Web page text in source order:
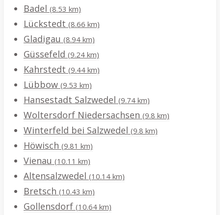
Badel (8.53 km)
Lückstedt (8.66 km)
Gladigau (8.94 km)
Güssefeld (9.24 km)
Kahrstedt (9.44 km)
Lübbow (9.53 km)
Hansestadt Salzwedel (9.74 km)
Woltersdorf Niedersachsen (9.8 km)
Winterfeld bei Salzwedel (9.8 km)
Höwisch (9.81 km)
Vienau (10.11 km)
Altensalzwedel (10.14 km)
Bretsch (10.43 km)
Gollensdorf (10.64 km)